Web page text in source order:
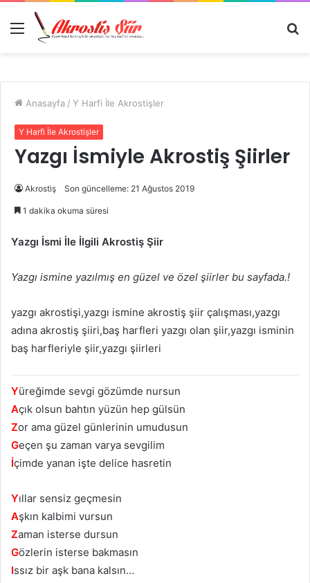
Menü
Anasayfa / Y Harfi İle Akrostişler
Y Harfi İle Akrostişler
Yazgı İsmiyle Akrostiş Şiirler
Akrostiş Son güncelleme: 21 Ağustos 2019
1 dakika okuma süresi
Yazgı İsmi İle İlgili Akrostiş Şiir
Yazgı ismine yazılmış en güzel ve özel şiirler bu sayfada.!
yazgı akrostişi,yazgı ismine akrostiş şiir çalışması,yazgı
adına akrostiş şiiri,baş harfleri yazgı olan şiir,yazgı isminin
baş harfleriyle şiir,yazgı şiirleri
Yüreğimde sevgi gözümde nursun
Açık olsun bahtın yüzün hep gülsün
Zor ama güzel günlerinin umudusun
Geçen şu zaman varya sevgilim
İçimde yanan işte delice hasretin
Yıllar sensiz geçmesin
Aşkın kalbimi vursun
Zaman isterse dursun
Gözlerin isterse bakmasın
Issız bir aşk bana kalsın…